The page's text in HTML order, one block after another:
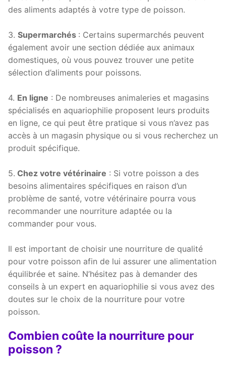
des aliments adaptés à votre type de poisson.
3. Supermarchés : Certains supermarchés peuvent
également avoir une section dédiée aux animaux
domestiques, où vous pouvez trouver une petite
sélection d’aliments pour poissons.
4. En ligne : De nombreuses animaleries et magasins
spécialisés en aquariophilie proposent leurs produits
en ligne, ce qui peut être pratique si vous n’avez pas
accès à un magasin physique ou si vous recherchez un
produit spécifique.
5. Chez votre vétérinaire : Si votre poisson a des
besoins alimentaires spécifiques en raison d’un
problème de santé, votre vétérinaire pourra vous
recommander une nourriture adaptée ou la
commander pour vous.
Il est important de choisir une nourriture de qualité
pour votre poisson afin de lui assurer une alimentation
équilibrée et saine. N’hésitez pas à demander des
conseils à un expert en aquariophilie si vous avez des
doutes sur le choix de la nourriture pour votre
poisson.
Combien coûte la nourriture pour
poisson ?